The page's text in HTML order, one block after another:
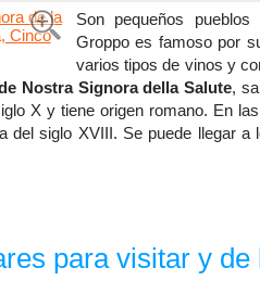
Son pequeños
Groppo es famoso por
varios tipos de vinos y
Nostra Signora della Salute,
X y tiene origen romano. En
del siglo XVIII. Se puede llegar
para visitar y